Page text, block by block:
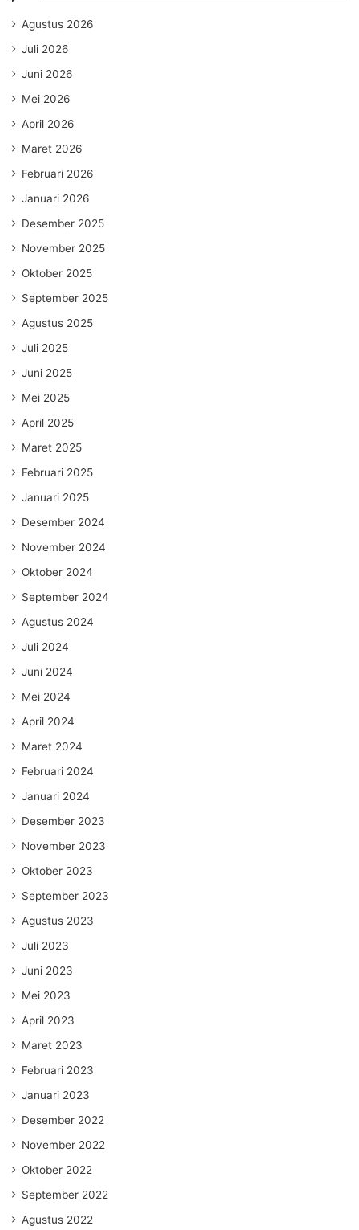
Agustus 2026
Juli 2026
Juni 2026
Mei 2026
April 2026
Maret 2026
Februari 2026
Januari 2026
Desember 2025
November 2025
Oktober 2025
September 2025
Agustus 2025
Juli 2025
Juni 2025
Mei 2025
April 2025
Maret 2025
Februari 2025
Januari 2025
Desember 2024
November 2024
Oktober 2024
September 2024
Agustus 2024
Juli 2024
Juni 2024
Mei 2024
April 2024
Maret 2024
Februari 2024
Januari 2024
Desember 2023
November 2023
Oktober 2023
September 2023
Agustus 2023
Juli 2023
Juni 2023
Mei 2023
April 2023
Maret 2023
Februari 2023
Januari 2023
Desember 2022
November 2022
Oktober 2022
September 2022
Agustus 2022